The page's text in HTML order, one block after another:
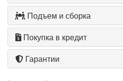
Подъем и сборка
Покупка в кредит
Гарантии